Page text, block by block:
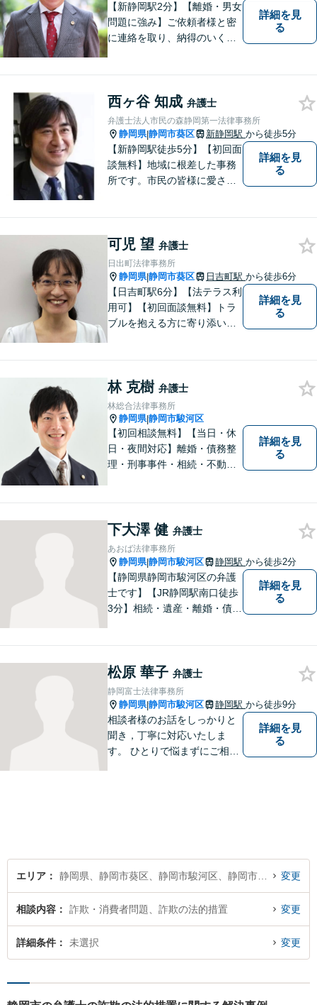
【新静岡駅2分】【離婚・男女
問題に強み】ご依頼者様と密
に連絡を取り、納得のいく解
的に行っております。お困り
でしたら、お気軽にご相談く
ださい！
詳細を見
る
西ヶ谷 知成 弁護士
弁護士法人市民の森静岡第一法律事務所
静岡県|静岡市葵区 新静岡駅 から徒歩5分
【新静岡駅徒歩5分】【初回面
談無料】地域に根差した事務
所です。市民の皆様に愛され
軽にご連絡ください。
詳細を見
る
可児 望 弁護士
日出町法律事務所
静岡県|静岡市葵区 日吉町駅 から徒歩6分
【日吉町駅6分】【法テラス利
用可】【初回面談無料】トラ
ブルを抱える方に寄り添い、
詳細を見
る
林 克樹 弁護士
林総合法律事務所
静岡県|静岡市駿河区
【初回相談無料】【当日・休
日・夜間対応】離婚・債務整
理・刑事事件・相続・不動産
す。法人・個人事業主の事業
再建・債務整理の問題解決に
自信があります。
詳細を見
る
下大澤 健 弁護士
あおば法律事務所
静岡県|静岡市駿河区 静岡駅 から徒歩2分
【静岡県静岡市駿河区の弁護
士です】【JR静岡駅南口徒歩
3分】相続・遺産・離婚・債務
整理など企業に関わる問題を
幅広く取り扱っております。
どうぞお気軽にご相談くださ
い。
詳細を見
る
松原 華子 弁護士
静岡富士法律事務所
静岡県|静岡市駿河区 静岡駅 から徒歩9分
相談者様のお話をしっかりと
聞き，丁寧に対応いたしま
す。 ひとりで悩まずにご相談
詳細を見
る
エリア 変更
相談内容 詐欺・消費者問題、詐欺の法的措置 変更
詳細条件 未選択 変更